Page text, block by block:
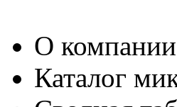
О компании
Каталог